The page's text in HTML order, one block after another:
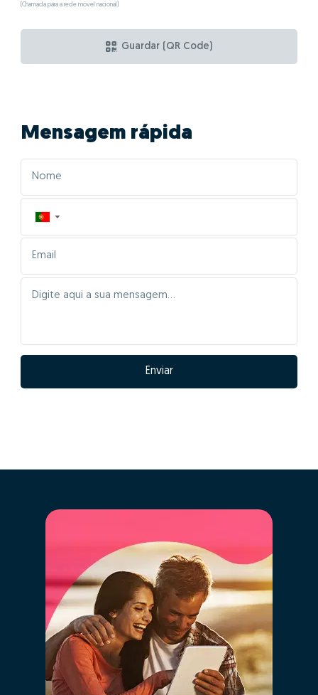
Quais as vantagens
Susana Vaz?
01 - Posicionar
corretamente o imóvel no
mercado
As características da tua casa serão inseridas
automaticamente para comparação com a maior base
de dados imobiliários de Portugal, cruzando a